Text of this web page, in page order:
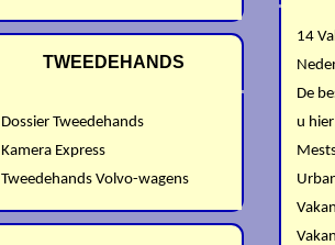
TWEEDEHANDS
Dossier Tweedehands
Kamera Express
Tweedehands Volvo-wagens
14
De
u